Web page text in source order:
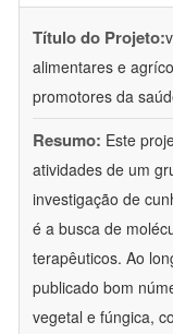
Título do Projeto:
alimentares e
promotores da
Resumo: Este
atividades de um
investigação de
é a busca de
terapêuticos. Ao
publicado bom
vegetal e fúngica,